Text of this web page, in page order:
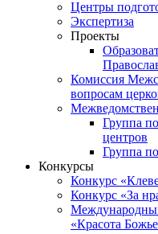
Центры
Экспертиза
Проекты
Комиссия
вопросам
Группа
центров
Группа
Конкурсы
Конкурс
Конкурс «За
«Красота